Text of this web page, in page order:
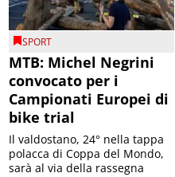
SPORT
MTB: Michel Negrini
convocato per i
Campionati Europei di
bike trial
Il valdostano, 24° nella tappa
polacca di Coppa del Mondo,
sarà al via della rassegna